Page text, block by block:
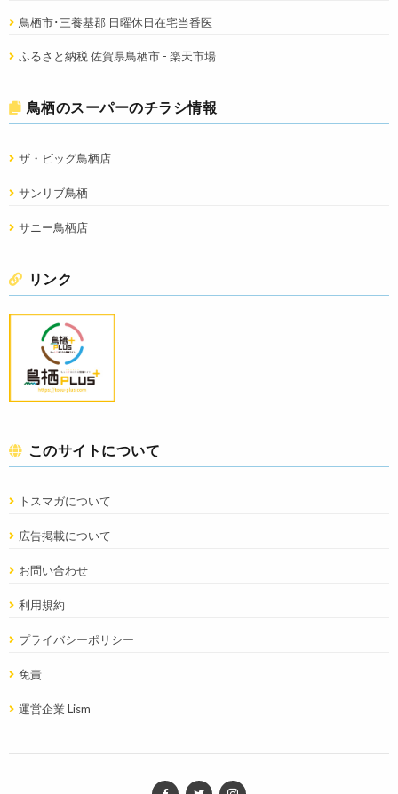
鳥栖市･三養基郡 日曜休日在宅当番医
ふるさと納税 佐賀県鳥栖市 - 楽天市場
鳥栖のスーパーのチラシ情報
ザ・ビッグ鳥栖店
サンリブ鳥栖
サニー鳥栖店
リンク
このサイトについて
トスマガについて
広告掲載について
お問い合わせ
利用規約
プライバシーポリシー
免責
運営企業 Lism